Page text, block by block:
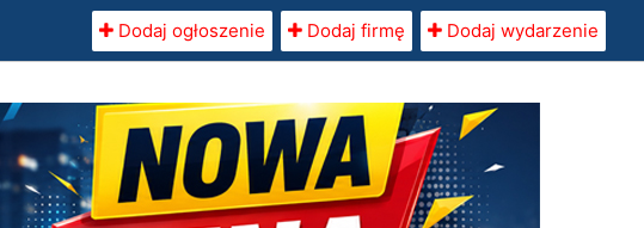
Dodaj ogłoszenie Dodaj firmę Dodaj wydarzenie